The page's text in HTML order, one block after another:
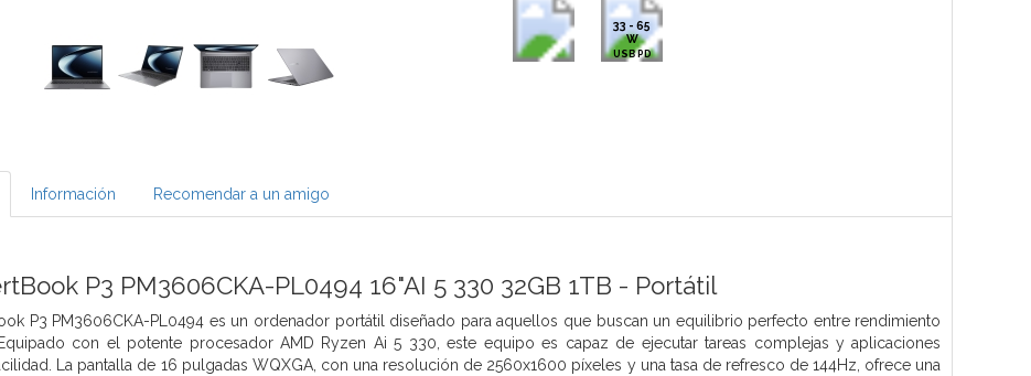
33 - 65
W
USB PD
Información Recomendar a un amigo
P3 PM3606CKA-PL0494 16"AI 5 330 32GB 1TB - Portátil
P3 PM3606CKA-PL0494 es un ordenador portátil diseñado para aquellos que buscan un equilibrio perfecto entre rendimiento
con el potente procesador AMD Ryzen Ai 5 330, este equipo es capaz de ejecutar tareas complejas y aplicaciones
La pantalla de 16 pulgadas WQXGA, con una resolución de 2560x1600 píxeles y una tasa de refresco de 144Hz, ofrece una